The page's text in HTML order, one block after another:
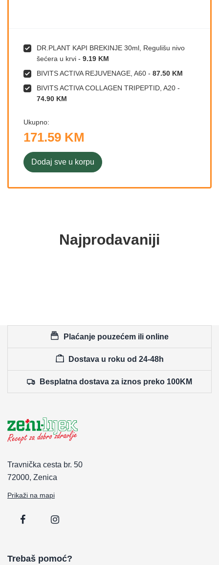
DR.PLANT KAPI BREKINJE 30ml, Regulišu nivo
šećera u krvi - 9.19 KM
BIVITS ACTIVA REJUVENAGE, A60 - 87.50 KM
BIVITS ACTIVA COLLAGEN TRIPEPTID, A20 -
74.90 KM
Ukupno:
171.59 KM
Dodaj sve u korpu
Najprodavaniji
Plaćanje pouzećem ili online
Dostava u roku od 24-48h
Besplatna dostava za iznos preko 100KM
Travnička cesta br. 50
72000, Zenica
Prikaži na mapi
Trebaš pomoć?